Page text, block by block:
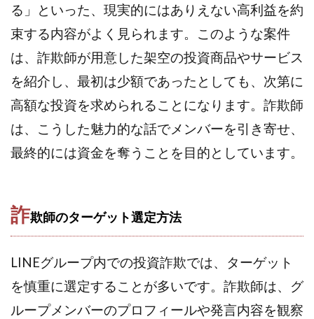
る」といった、現実的にはありえない高利益を約
束する内容がよく見られます。このような案件
は、詐欺師が用意した架空の投資商品やサービス
を紹介し、最初は少額であったとしても、次第に
高額な投資を求められることになります。詐欺師
は、こうした魅力的な話でメンバーを引き寄せ、
最終的には資金を奪うことを目的としています。
詐欺師のターゲット選定方法
LINEグループ内での投資詐欺では、ターゲット
を慎重に選定することが多いです。詐欺師は、グ
ループメンバーのプロフィールや発言内容を観察
NOBU
NOVA OliveX
omezu
Owners(次世代型エンジェル投資)
Parrish
PUZZLE
REVERS(リバース)
RISE UP(ライズアップ)
Robert.harry.Ōhno
ROKUYON(ロクヨン)
Rupex Limited
SCM運営事務局
SEVENシステム
SHARE
UBI合同協会サポート
V-System
おまかせAI運用
おむられいか
ガーディアン・トリニティ
カール鈴木
かずくん
カマAGEインベストメンバーズ
かんたんスマホ副業
かんたん副業
キャッチtheディルハム
イルカ先生